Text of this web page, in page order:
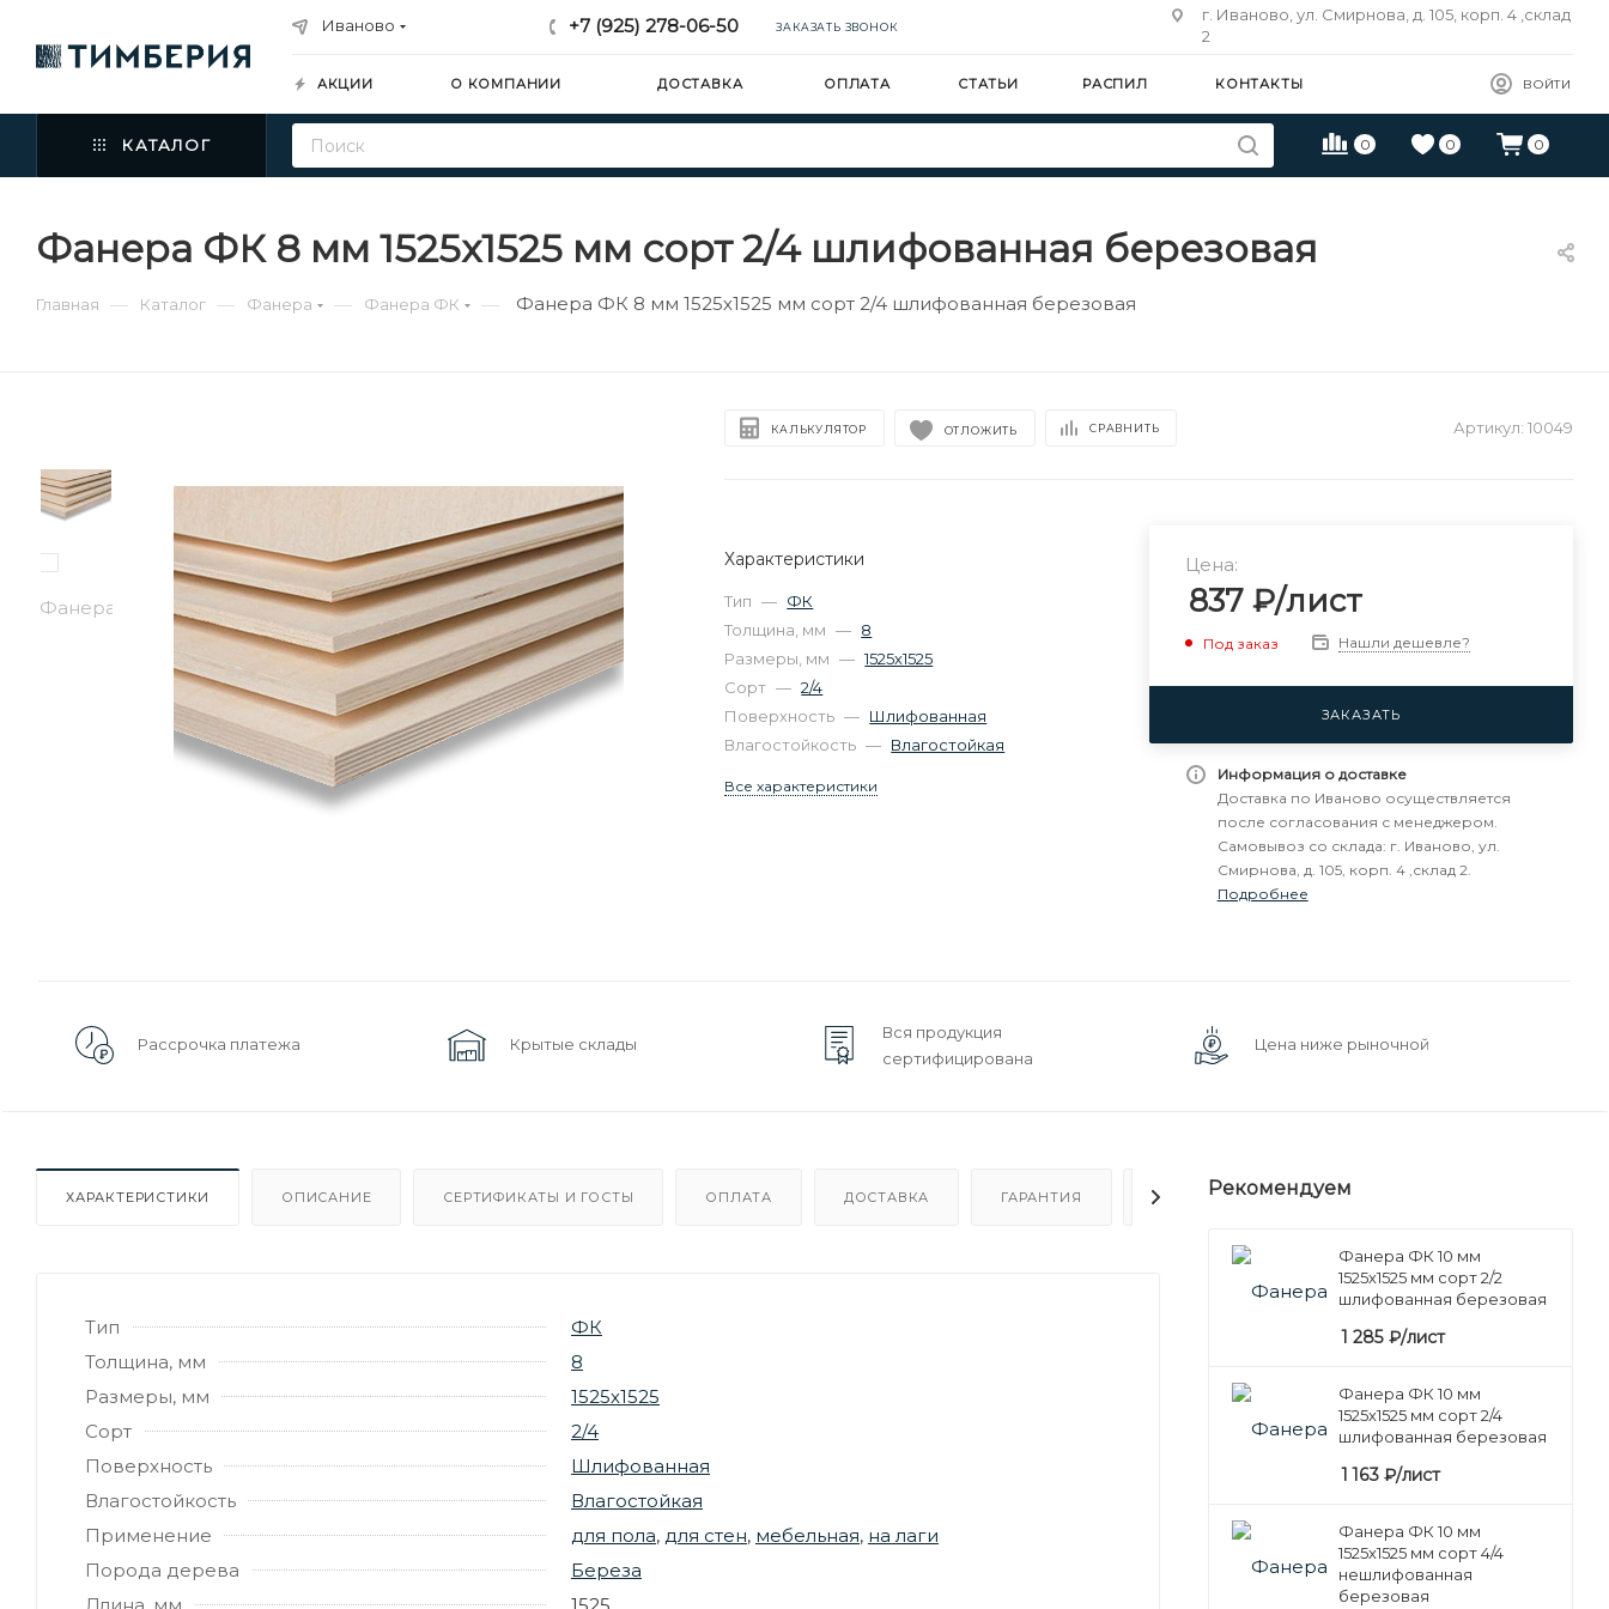
Иваново +7 (925) 278-06-50 ЗАКАЗАТЬ ЗВОНОК
г. Иваново, ул. Смирнова, д. 105, корп. 4 ,склад
2
ВОЙТИ
АКЦИИ О КОМПАНИИ ДОСТАВКА ОПЛАТА СТАТЬИ РАСПИЛ КОНТАКТЫ
0 0 0
КАТАЛОГ
Фанера ФК 8 мм 1525х1525 мм сорт 2/4 шлифованная березовая
Главная — Каталог — Фанера — Фанера ФК — Фанера ФК 8 мм 1525х1525 мм сорт 2/4 шлифованная березовая
КАЛЬКУЛЯТОР ОТЛОЖИТЬ СРАВНИТЬ Артикул: 10049
Характеристики
Тип — ФК
Толщина, мм — 8
Размеры, мм — 1525х1525
Сорт — 2/4
Поверхность — Шлифованная
Влагостойкость — Влагостойкая
Все характеристики
Цена:
837₽/лист
Под заказ Нашли дешевле?
ЗАКАЗАТЬ
Информация о доставке
Доставка по Иваново осуществляется
после согласования с менеджером.
Самовывоз со склада: г. Иваново, ул.
Смирнова, д. 105, корп. 4 ,склад 2.
Подробнее
Рассрочка платежа Крытые склады
Вся продукция
сертифицирована
Цена ниже рыночной
ХАРАКТЕРИСТИКИ ОПИСАНИЕ СЕРТИФИКАТЫ И ГОСТЫ ОПЛАТА ДОСТАВКА ГАРАНТИЯ ОТЗЫВЫ
Тип
ФК
Толщина, мм
8
Размеры, мм
1525х1525
Сорт
2/4
Поверхность
Шлифованная
Влагостойкость
Влагостойкая
Применение
для пола, для стен, мебельная, на лаги
Порода дерева
Береза
Рекомендуем
Фанера ФК 10 мм
1525х1525 мм сорт 2/2
шлифованная березовая
1 285 ₽/лист
Фанера ФК 10 мм
1525х1525 мм сорт 2/4
шлифованная березовая
1 163 ₽/лист
Фанера ФК 10 мм
1525х1525 мм сорт 4/4
нешлифованная
березовая